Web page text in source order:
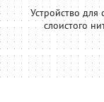
Устройство для
слоистого